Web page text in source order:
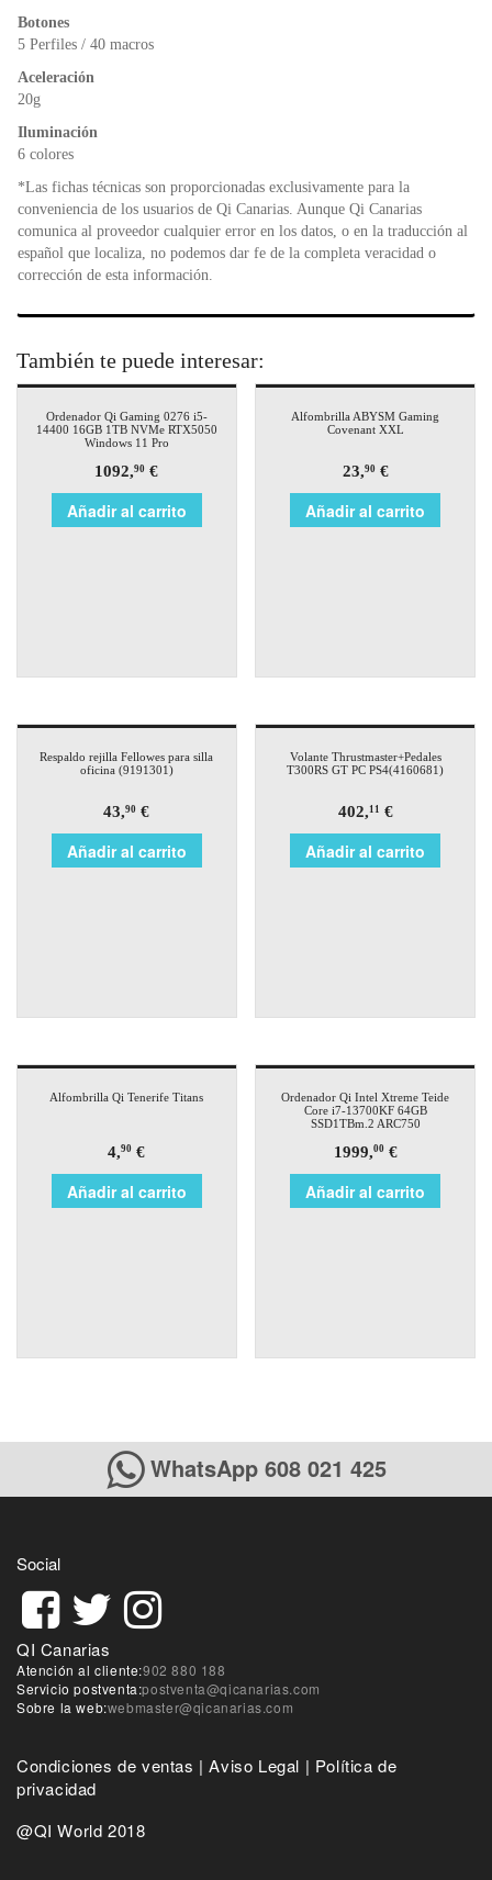
Botones
5 Perfiles / 40 macros
Aceleración
20g
Iluminación
6 colores
*Las fichas técnicas son proporcionadas exclusivamente para la
conveniencia de los usuarios de Qi Canarias. Aunque Qi Canarias
comunica al proveedor cualquier error en los datos, o en la traducción al
español que localiza, no podemos dar fe de la completa veracidad o
corrección de esta información.
También te puede interesar:
Ordenador Qi Gaming 0276 i5-
14400 16GB 1TB NVMe RTX5050
Windows 11 Pro
1092,90 €
Añadir al carrito
Alfombrilla ABYSM Gaming
Covenant XXL
23,90€
Añadir al carrito
Respaldo rejilla Fellowes para silla
oficina (9191301)
43,90 €
Añadir al carrito
Volante Thrustmaster+Pedales
T300RS GT PC PS4(4160681)
402,11 €
Añadir al carrito
Alfombrilla Qi Tenerife Titans
4,90 €
Añadir al carrito
Ordenador Qi Intel Xtreme Teide
Core i7-13700KF 64GB
SSD1TBm.2 ARC750
1999,00€
Añadir al carrito
WhatsApp 608 021 425
Social
QI Canarias
Atención al cliente:902 880 188
Servicio postventa:postventa@qicanarias.com
Sobre la web:webmaster@qicanarias.com
Condiciones de ventas |Aviso Legal | Política de
privacidad
@QI World 2018